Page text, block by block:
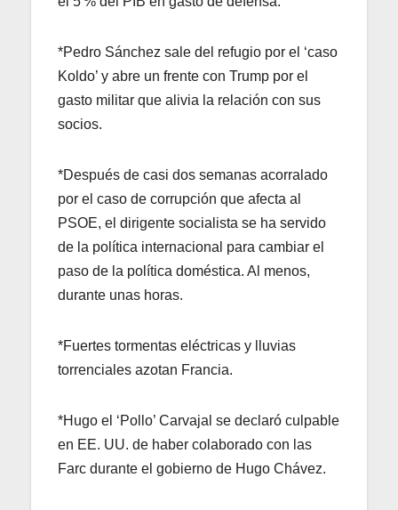
*Pedro Sánchez sale del refugio por el ‘caso
Koldo’ y abre un frente con Trump por el
gasto militar que alivia la relación con sus
socios.
*Después de casi dos semanas acorralado
por el caso de corrupción que afecta al
PSOE, el dirigente socialista se ha servido
de la política internacional para cambiar el
paso de la política doméstica. Al menos,
durante unas horas.
*Fuertes tormentas eléctricas y lluvias
torrenciales azotan Francia.
*Hugo el ‘Pollo’ Carvajal se declaró culpable
en EE. UU. de haber colaborado con las
Farc durante el gobierno de Hugo Chávez.